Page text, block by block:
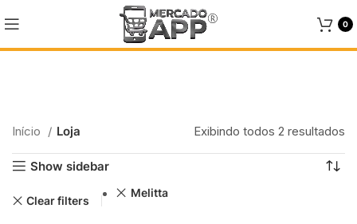
0
Categories
Início Loja Exibindo todos 2 resultados
Show sidebar
Clear filters
Melitta